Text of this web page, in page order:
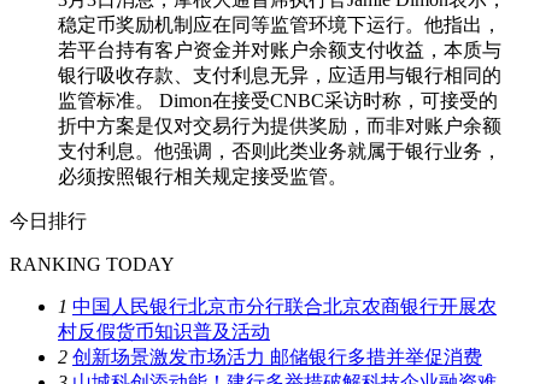
稳定币奖励机制应在同等监管环境下运行。他指出，
若平台持有客户资金并对账户余额支付收益，本质与
银行吸收存款、支付利息无异，应适用与银行相同的
监管标准。 Dimon在接受CNBC采访时称，可接受的
折中方案是仅对交易行为提供奖励，而非对账户余额
支付利息。他强调，否则此类业务就属于银行业务，
必须按照银行相关规定接受监管。
今日排行
RANKING TODAY
1 中国人民银行北京市分行联合北京农商银行开展农
村反假货币知识普及活动
2 创新场景激发市场活力 邮储银行多措并举促消费